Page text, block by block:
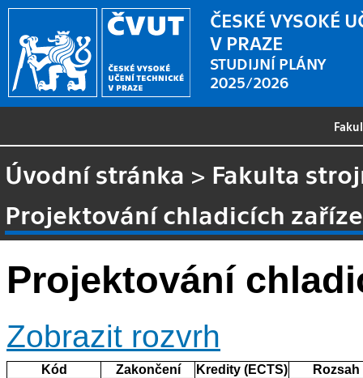
ČESKÉ VYSOKÉ
V PRAZE
STUDIJNÍ PLÁNY
2025/2026
Úvodní stránka > Fakulta
Projektování chladicích
Projektování
Zobrazit rozvrh
Kód Zakončení Kredity (ECTS)
Rozsah